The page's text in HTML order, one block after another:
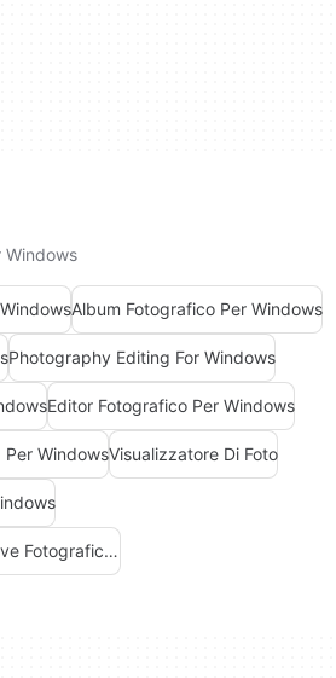
Windows
Album Fotografico Per Windows
Photography Editing For Windows
Editor Fotografico Per Windows
WindowsVisualizzatore Di Foto
Presentazione Di Diapositive Fotografiche Per Windows